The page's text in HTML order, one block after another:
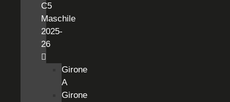
C5
Maschile
2025-
26
Girone
A
Girone